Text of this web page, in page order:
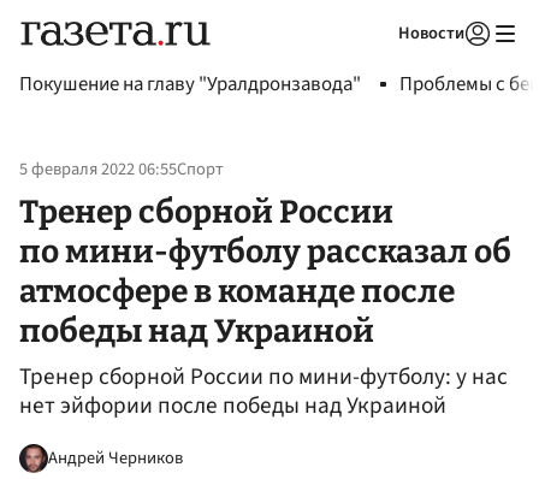
Новости
Покушение на главу "Уралдронзавода" Проблемы с
5 февраля 2022 06:55Спорт
Тренер сборной России
по мини-футболу рассказал об
атмосфере в команде после
победы над Украиной
Тренер сборной России по мини-футболу: у нас
нет эйфории после победы над Украиной
Андрей Черников